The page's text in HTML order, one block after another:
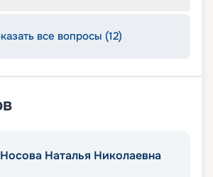
все вопросы (12)
Носова Наталья Николаевна